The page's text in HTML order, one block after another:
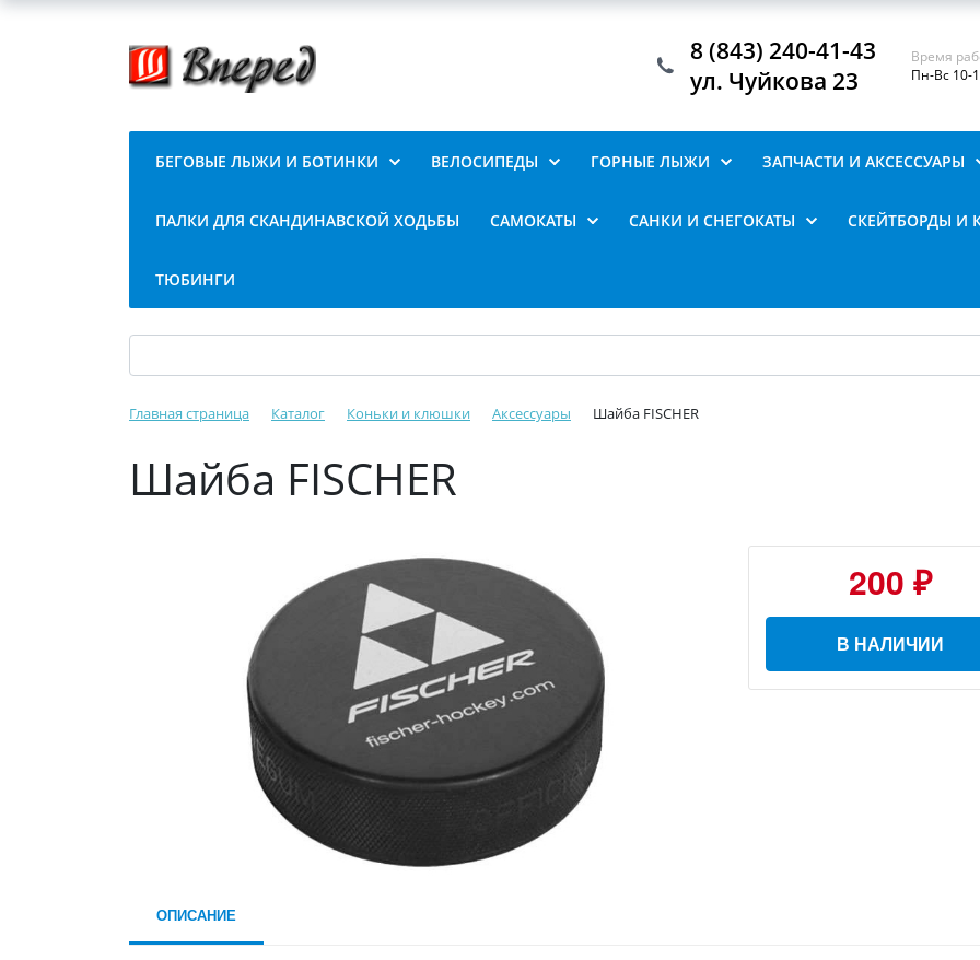
8 (843) 240-41-43
ул. Чуйкова 23
Время
Пн-Вс 10-
БЕГОВЫЕ ЛЫЖИ И БОТИНКИ ВЕЛОСИПЕДЫ ГОРНЫЕ ЛЫЖИ ЗАПЧАСТИ И АКСЕССУАРЫ
ПАЛКИ ДЛЯ СКАНДИНАВСКОЙ ХОДЬБЫ САМОКАТЫ САНКИ И СНЕГОКАТЫ СКЕЙТБОРДЫ И
ТЮБИНГИ
Главная страница Каталог Коньки и клюшки Аксессуары Шайба FISCHER
Шайба FISCHER
200 ₽
В НАЛИЧИИ
ОПИСАНИЕ